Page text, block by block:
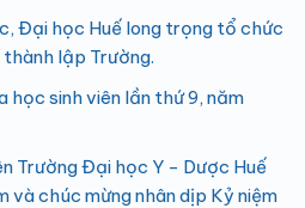
Đại học Huế long trọng tổ chức
lập Trường.
học sinh viên lần thứ 9, năm
Trường Đại học Y - Dược Huế
và chúc mừng nhân dịp Kỷ niệm